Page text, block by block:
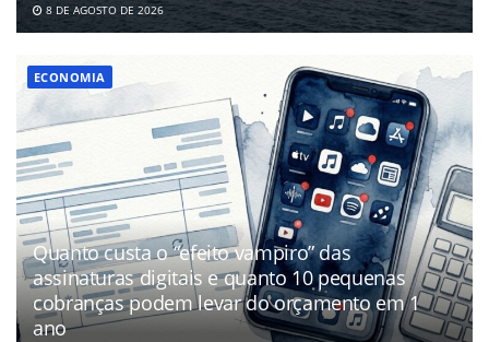
8 DE AGOSTO DE 2026
ECONOMIA
Quanto custa o “efeito vampiro” das
assinaturas digitais e quanto 10 pequenas
cobranças podem levar do orçamento em 1
ano